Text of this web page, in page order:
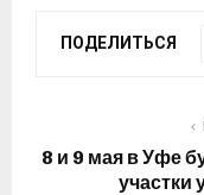
ПОДЕЛИТЬСЯ
8 и 9 мая в Уфе
участки